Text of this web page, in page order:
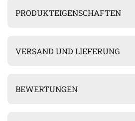
PRODUKTEIGENSCHAFTEN
VERSAND UND LIEFERUNG
BEWERTUNGEN